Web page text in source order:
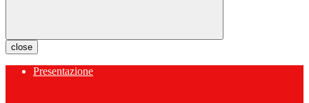
close
Presentazione